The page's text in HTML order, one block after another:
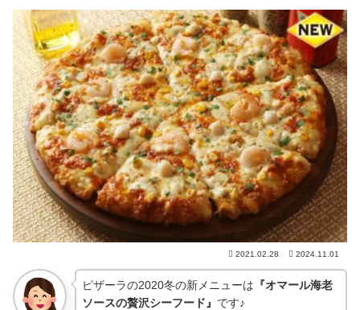
2021.02.28 2024.11.01
ピザーラの2020冬の新メニューは 『オマール海老
ソースの贅沢シーフード』 です♪